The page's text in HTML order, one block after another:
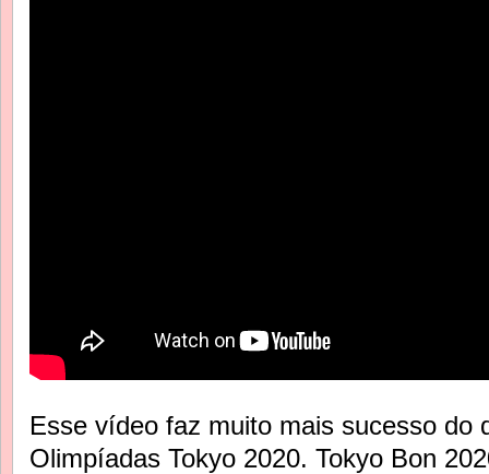
Esse vídeo faz muito mais sucesso do
Olimpíadas Tokyo 2020. Tokyo Bon